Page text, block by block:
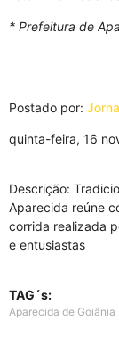
* Prefeitura de
Postado por:
quinta-feira, 16
Descrição:
Aparecida reúne
corrida realizada
e entusiastas
TAG´s:
Aparecida de Goiânia